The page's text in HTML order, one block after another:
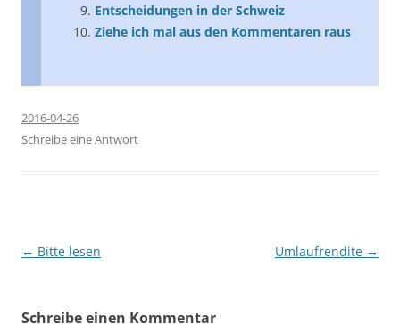
Entscheidungen in der Schweiz
Ziehe ich mal aus den Kommentaren raus
2016-04-26
Schreibe eine Antwort
Beitragsnavigation
← Bitte lesen Umlaufrendite →
Schreibe einen Kommentar